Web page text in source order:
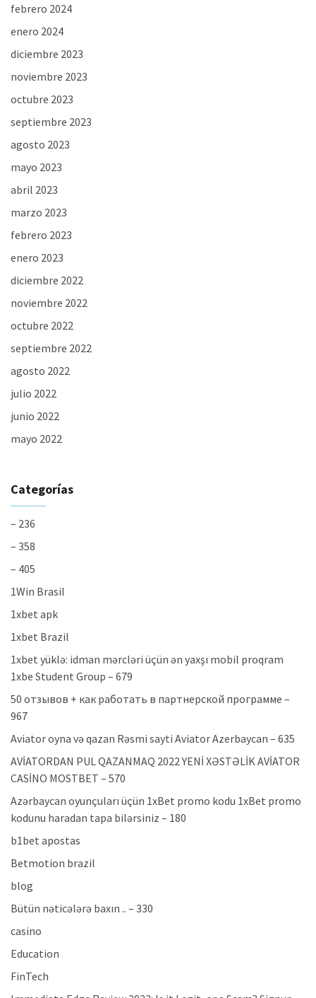
febrero 2024
enero 2024
diciembre 2023
noviembre 2023
octubre 2023
septiembre 2023
agosto 2023
mayo 2023
abril 2023
marzo 2023
febrero 2023
enero 2023
diciembre 2022
noviembre 2022
octubre 2022
septiembre 2022
agosto 2022
julio 2022
junio 2022
mayo 2022
Categorías
– 236
– 358
– 405
1Win Brasil
1xbet apk
1xbet Brazil
1xbet yüklə: idman mərcləri üçün ən yaxşı mobil proqram
1xbe Student Group – 679
50 отзывов + как работать в партнерской программе –
967
Aviator oyna və qazan Rəsmi sayti Aviator Azerbaycan – 635
AVİATORDAN PUL QAZANMAQ 2022 YENİ XƏSTƏLİK AVİATOR
CASİNO MOSTBET – 570
Azərbaycan oyunçuları üçün 1xBet promo kodu 1xBet promo
kodunu haradan tapa bilərsiniz – 180
b1bet apostas
Betmotion brazil
blog
Bütün nəticələrə baxın .. – 330
casino
Education
FinTech